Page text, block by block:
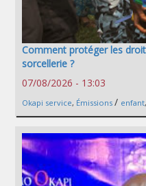
Comment protéger les
sorcellerie ?
07/08/2026 - 13:03
Okapi service, Émissions / enfant,